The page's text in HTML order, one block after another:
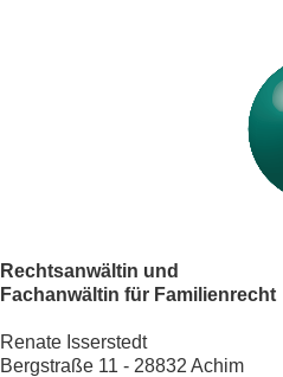
Rechtsanwältin und
Fachanwältin für Familienrecht
Renate Isserstedt
Bergstraße 11 - 28832 Achim